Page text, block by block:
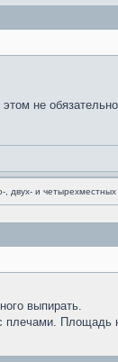
не
двух- и
выпирать.
плечами. Площадь